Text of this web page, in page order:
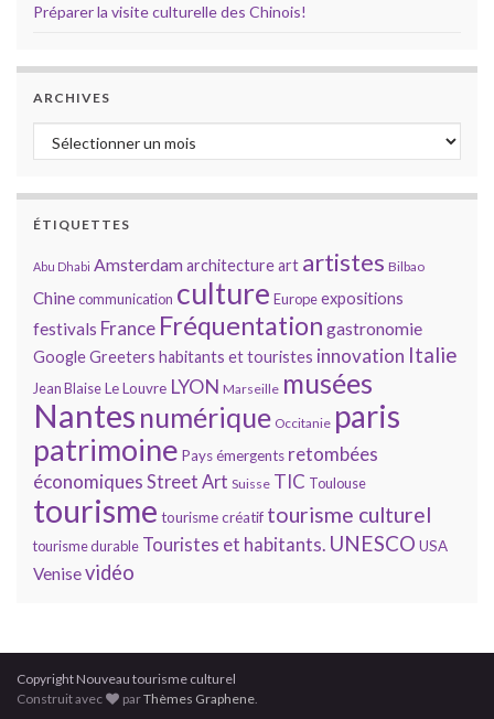
Préparer la visite culturelle des Chinois!
ARCHIVES
Archives
ÉTIQUETTES
Abu Dhabi Amsterdamarchitectureart artistes Bilbao
Chinecommunication culture Europeexpositions
festivals France Fréquentation gastronomie
GoogleGreeters habitants et touristes innovation Italie
Jean BlaiseLe Louvre LYON Marseille musées
Nantes numérique Occitanie paris
patrimoine Pays émergents retombées
économiques Street Art Suisse TIC Toulouse
tourisme tourisme créatif tourisme culturel
tourisme durable Touristes et habitants. UNESCO USA
Venisevidéo
Copyright Nouveau tourisme culturel
Construit avec
parThèmes Graphene